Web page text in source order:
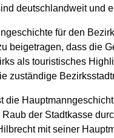
deutschlandweit und
für den
beigetragen, dass die
als touristisches
zuständige
die
der Stadtkasse
mit seiner